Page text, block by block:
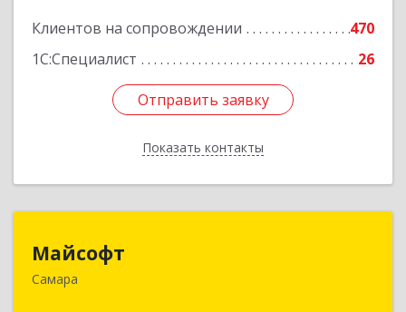
Клиентов на сопровождении
470
1С:Специалист
26
Отправить заявку
Показать контакты
Отправить заявку
Назад
Майсофт
Самара
443076, Самарская обл, Самара г, Партизанская